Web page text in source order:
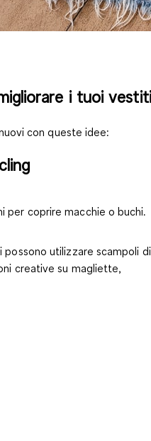
i tuoi vestiti
con queste idee:
per coprire macchie o buchi.
possono utilizzare scampoli di
creative su magliette,